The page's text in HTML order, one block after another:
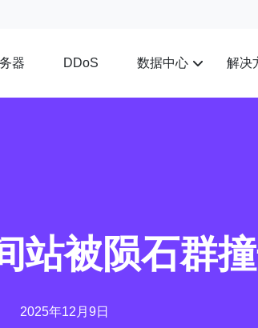
器 DDoS 数据中心 解决
站被陨石群
2025年12月9日